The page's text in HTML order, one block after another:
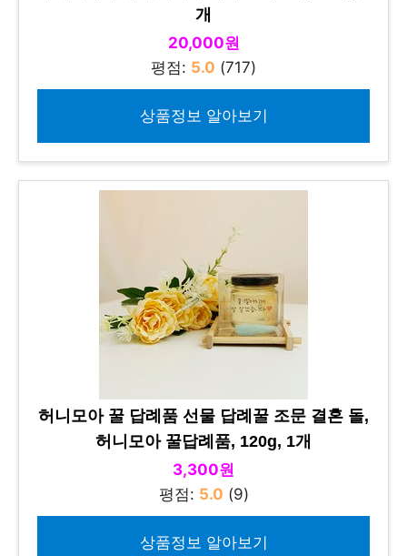
개
20,000원
평점: 5.0 (717)
상품정보 알아보기
허니모아 꿀 답례품 선물 답례꿀 조문 결혼 돌,
허니모아 꿀답례품, 120g, 1개
3,300원
평점: 5.0 (9)
상품정보 알아보기